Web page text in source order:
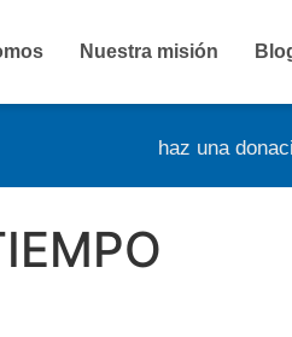
haz una
Nuestra misión